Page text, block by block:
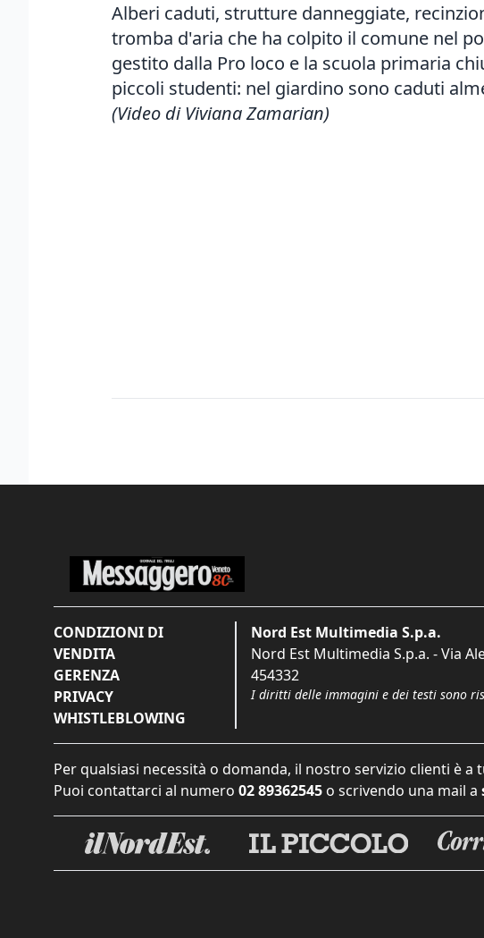
Alberi caduti, strutture danneggiate,
tromba d'aria che ha colpito il comune nel
gestito dalla Pro loco e la scuola primaria
piccoli studenti: nel giardino sono caduti
(Video di Viviana Zamarian)
CONDIZIONI DI
VENDITA
GERENZA
PRIVACY
WHISTLEBLOWING
Nord Est Multimedia S.p.a.
Nord Est Multimedia S.p.a. - Via
454332
I diritti delle immagini e dei testi sono
Per qualsiasi necessità o domanda, il nostro servizio clienti è a
Puoi contattarci al numero 02 89362545 o scrivendo una mail a